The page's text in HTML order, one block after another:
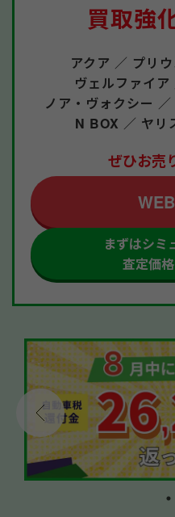
買取強
アクア ／ プリ
ヴェルファイア
ノア・ヴォクシー ／
N BOX ／ ヤリ
ぜひお売
まずはシミ
査定価